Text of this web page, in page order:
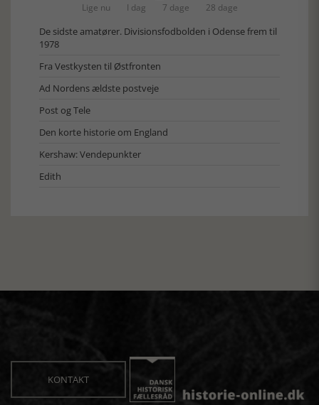
Lige nu I dag 7 dage 28 dage
De sidste amatører. Divisionsfodbolden i Odense frem til
1978
Fra Vestkysten til Østfronten
Ad Nordens ældste postveje
Post og Tele
Den korte historie om England
Kershaw: Vendepunkter
Edith
KONTAKT